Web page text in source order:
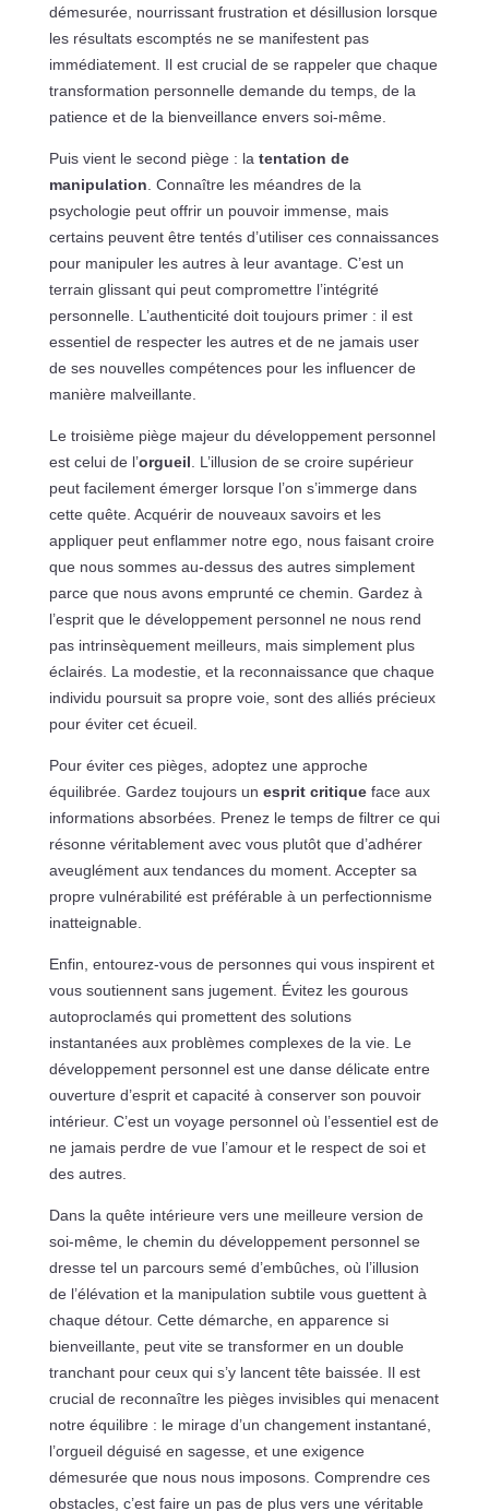
démesurée, nourrissant frustration et désillusion lorsque
les résultats escomptés ne se manifestent pas
immédiatement. Il est crucial de se rappeler que chaque
transformation personnelle demande du temps, de la
patience et de la bienveillance envers soi-même.
Puis vient le second piège : la tentation de
manipulation . Connaître les méandres de la
psychologie peut offrir un pouvoir immense, mais
certains peuvent être tentés d’utiliser ces connaissances
pour manipuler les autres à leur avantage. C’est un
terrain glissant qui peut compromettre l’intégrité
personnelle. L’authenticité doit toujours primer : il est
essentiel de respecter les autres et de ne jamais user
de ses nouvelles compétences pour les influencer de
manière malveillante.
Le troisième piège majeur du développement personnel
est celui de l’orgueil . L’illusion de se croire supérieur
peut facilement émerger lorsque l’on s’immerge dans
cette quête. Acquérir de nouveaux savoirs et les
appliquer peut enflammer notre ego, nous faisant croire
que nous sommes au-dessus des autres simplement
parce que nous avons emprunté ce chemin. Gardez à
l’esprit que le développement personnel ne nous rend
pas intrinsèquement meilleurs, mais simplement plus
éclairés. La modestie, et la reconnaissance que chaque
individu poursuit sa propre voie, sont des alliés précieux
pour éviter cet écueil.
Pour éviter ces pièges, adoptez une approche
équilibrée. Gardez toujours un esprit critiqueface aux
informations absorbées. Prenez le temps de filtrer ce qui
résonne véritablement avec vous plutôt que d’adhérer
aveuglément aux tendances du moment. Accepter sa
propre vulnérabilité est préférable à un perfectionnisme
inatteignable.
Enfin, entourez-vous de personnes qui vous inspirent et
vous soutiennent sans jugement. Évitez les gourous
autoproclamés qui promettent des solutions
instantanées aux problèmes complexes de la vie. Le
développement personnel est une danse délicate entre
ouverture d’esprit et capacité à conserver son pouvoir
intérieur. C’est un voyage personnel où l’essentiel est de
ne jamais perdre de vue l’amour et le respect de soi et
des autres.
Dans la quête intérieure vers une meilleure version de
soi-même, le chemin du développement personnel se
dresse tel un parcours semé d’embûches, où l’illusion
de l’élévation et la manipulation subtile vous guettent à
chaque détour. Cette démarche, en apparence si
bienveillante, peut vite se transformer en un double
tranchant pour ceux qui s’y lancent tête baissée. Il est
crucial de reconnaître les pièges invisibles qui menacent
notre équilibre : le mirage d’un changement instantané,
l’orgueil déguisé en sagesse, et une exigence
démesurée que nous nous imposons. Comprendre ces
obstacles, c’est faire un pas de plus vers une véritable